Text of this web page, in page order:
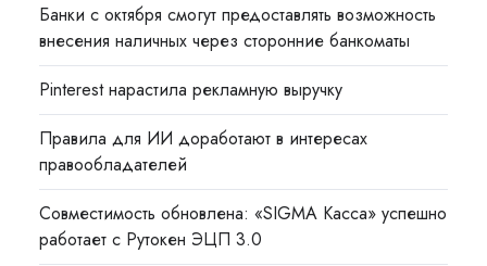
Банки с октября смогут предоставлять возможность
внесения наличных через сторонние банкоматы
Pinterest нарастила рекламную выручку
Правила для ИИ доработают в интересах
правообладателей
Совместимость обновлена: «SIGMA Касса» успешно
работает с Рутокен ЭЦП 3.0